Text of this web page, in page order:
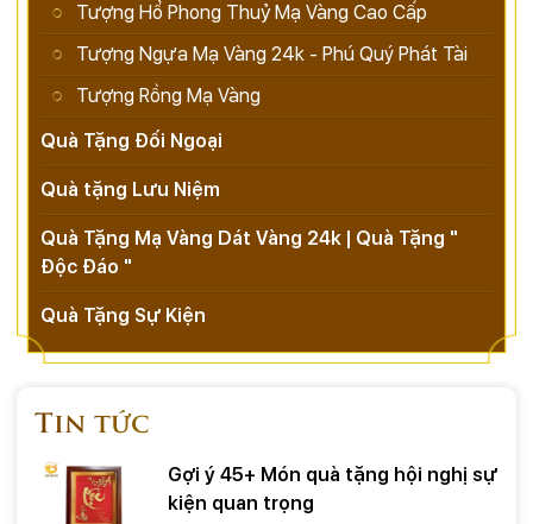
Tượng Hổ Phong Thuỷ Mạ Vàng Cao Cấp
Tượng Ngựa Mạ Vàng 24k - Phú Quý Phát Tài
Tượng Rồng Mạ Vàng
Quà Tặng Đối Ngoại
Quà tặng Lưu Niệm
Quà Tặng Mạ Vàng Dát Vàng 24k | Quà Tặng "
Độc Đáo "
Quà Tặng Sự Kiện
Tin tức
Gợi ý 45+ Món quà tặng hội nghị sự
kiện quan trọng